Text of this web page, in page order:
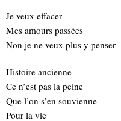
Je veux effacer
Mes amours passées
Non je ne veux plus y penser
Histoire ancienne
Ce n’est pas la peine
Que l’on s’en souvienne
Pour la vie